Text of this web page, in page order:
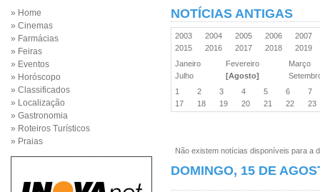
» Home
» Cinemas
» Farmácias
» Feiras
» Eventos
» Horóscopo
» Classificados
» Localização
» Gastronomia
» Roteiros Turísticos
» Praias
NOTÍCIAS ANTIGAS
2003 2004 2005 2006
2007
2015
2016 2017 2018
2019
Janeiro
Fevereiro
Março
Julho
[Agosto]
1
2 3 4 5 6
7
17
18 19 20 21 22 23
Não existem notícias disponíveis para a
DOMINGO, 15 DE